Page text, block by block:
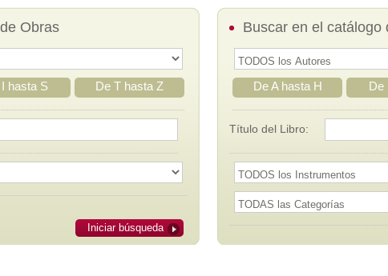
Obras
hasta S De T hasta Z
Iniciar búsqueda
Buscar en el catálogo
De A hasta H De
Título del Libro: